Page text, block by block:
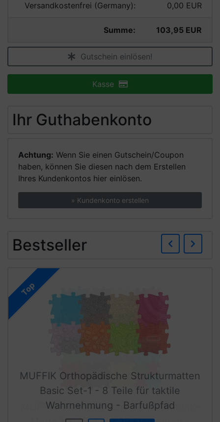
Versandkostenfrei (Germany): 0,00 EUR
Summe: 103,95 EUR
Gutschein einlösen!
Kasse
Ihr Guthabenkonto
Achtung: Wenn Sie einen Gutschein/Coupon
haben, können Sie diesen nach dem Erstellen
Ihres Kundenkontos hier einlösen.
» Kundenkonto erstellen
Bestseller
Top
MUFFIK Orthopädische Strukturmatten
Basic Set-1 - 8 Teile für taktile
Wahrnehmung - Barfußpfad